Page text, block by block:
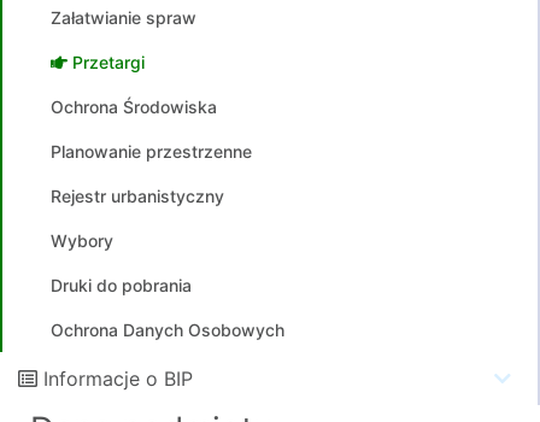
Załatwianie spraw
Przetargi
Ochrona Środowiska
Planowanie przestrzenne
Rejestr urbanistyczny
Wybory
Druki do pobrania
Ochrona Danych Osobowych
Informacje o BIP